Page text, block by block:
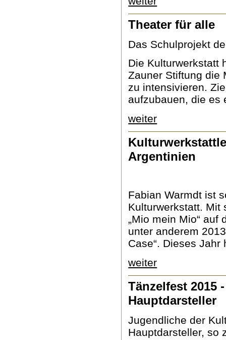
Theater für alle
Das Schulprojekt
Die Kulturwerkstatt
Zauner Stiftung die
zu intensivieren.
aufzubauen, die es
weiter
Argentinien
Fabian Warmdt ist
Kulturwerkstatt. Mit
„Mio mein Mio“ auf
unter anderem
Case“. Dieses Jahr
weiter
Tänzelfest 2015
Hauptdarsteller
Jugendliche der
Hauptdarsteller, so